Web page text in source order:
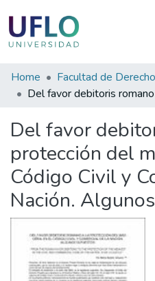
Communities
&
All of RIUFLO
Statistics
Home Facultad de Derecho
Del favor
protección del
Código Civil y
Nación.